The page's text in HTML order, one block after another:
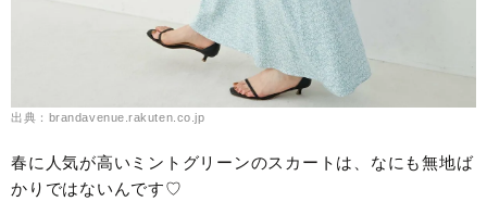
出典：brandavenue.rakuten.co.jp
春に人気が高いミントグリーンのスカートは、なにも無地ば
かりではないんです♡